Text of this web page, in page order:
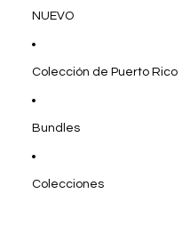
NUEVO
Colección de Puerto Rico
Bundles
Colecciones